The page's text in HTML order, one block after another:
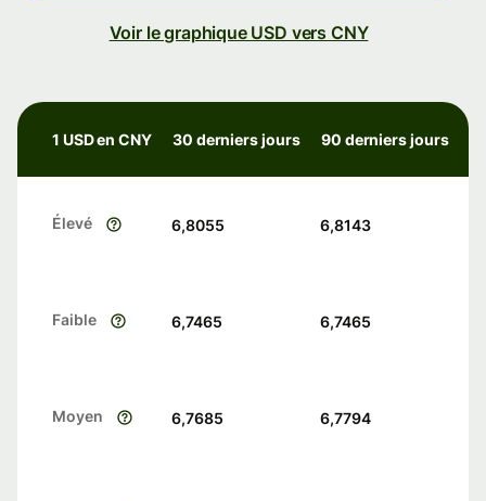
Voir le graphique USD vers CNY
1 USD en CNY 30 derniers jours 90 derniers jours
Élevé 6,8055 6,8143
Faible 6,7465 6,7465
Moyen 6,7685 6,7794